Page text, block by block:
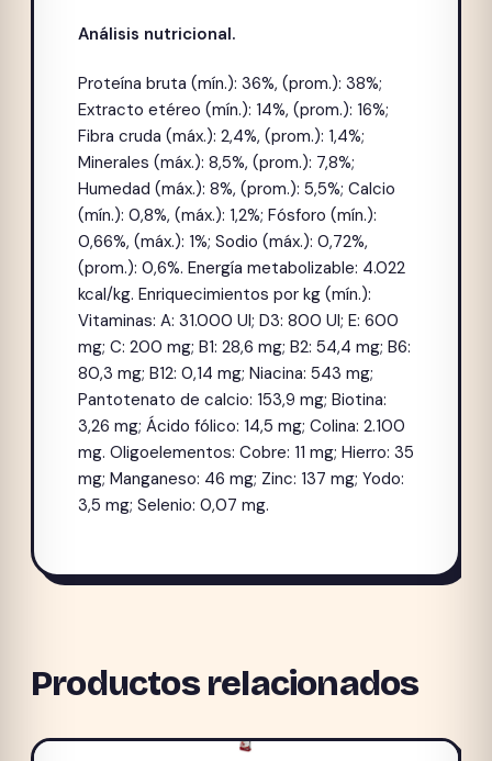
Análisis nutricional.
Proteína bruta (mín.): 36%, (prom.): 38%;
Extracto etéreo (mín.): 14%, (prom.): 16%;
Fibra cruda (máx.): 2,4%, (prom.): 1,4%;
Minerales (máx.): 8,5%, (prom.): 7,8%;
Humedad (máx.): 8%, (prom.): 5,5%; Calcio
(mín.): 0,8%, (máx.): 1,2%; Fósforo (mín.):
0,66%, (máx.): 1%; Sodio (máx.): 0,72%,
(prom.): 0,6%. Energía metabolizable: 4.022
kcal/kg. Enriquecimientos por kg (mín.):
Vitaminas: A: 31.000 UI; D3: 800 UI; E: 600
mg; C: 200 mg; B1: 28,6 mg; B2: 54,4 mg; B6:
80,3 mg; B12: 0,14 mg; Niacina: 543 mg;
Pantotenato de calcio: 153,9 mg; Biotina:
3,26 mg; Ácido fólico: 14,5 mg; Colina: 2.100
mg. Oligoelementos: Cobre: 11 mg; Hierro: 35
mg; Manganeso: 46 mg; Zinc: 137 mg; Yodo:
3,5 mg; Selenio: 0,07 mg.
Productos relacionados